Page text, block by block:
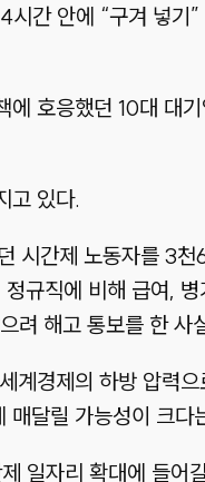
간 안에 “구겨 넣기
호응했던 10대 대
고 있다.
시간제 노동자를 3
규직에 비해 급여,
려 해고 통보를 한 사
경제의 하방 압력
달릴 가능성이 크다
일자리 확대에 들어